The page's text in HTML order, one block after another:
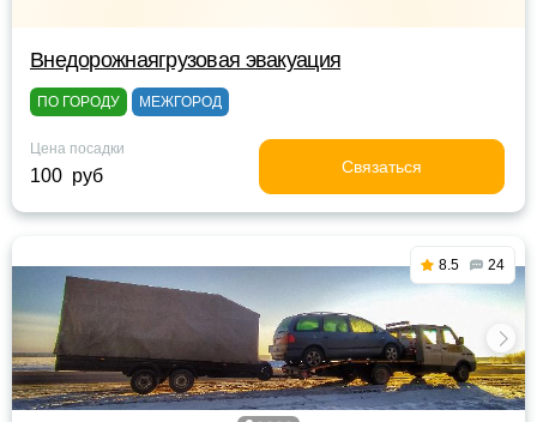
Внедорожнаягрузовая эвакуация
ПО ГОРОДУ МЕЖГОРОД
Цена посадки
100 руб Связаться
8.5 24